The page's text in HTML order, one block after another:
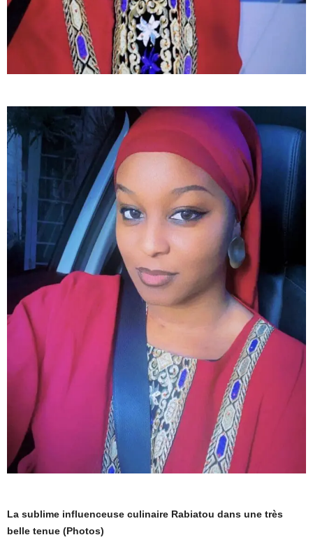
La sublime influenceuse culinaire Rabiatou dans une très
belle tenue (Photos)